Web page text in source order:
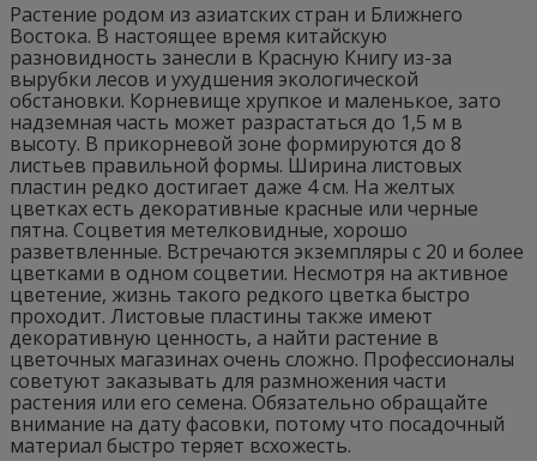
Растение родом из азиатских стран и Ближнего
Востока. В настоящее время китайскую
разновидность занесли в Красную Книгу из-за
вырубки лесов и ухудшения экологической
обстановки. Корневище хрупкое и маленькое, зато
надземная часть может разрастаться до 1,5 м в
высоту. В прикорневой зоне формируются до 8
листьев правильной формы. Ширина листовых
пластин редко достигает даже 4 см. На желтых
цветках есть декоративные красные или черные
пятна. Соцветия метелковидные, хорошо
разветвленные. Встречаются экземпляры с 20 и более
цветками в одном соцветии. Несмотря на активное
цветение, жизнь такого редкого цветка быстро
проходит. Листовые пластины также имеют
декоративную ценность, а найти растение в
цветочных магазинах очень сложно. Профессионалы
советуют заказывать для размножения части
растения или его семена. Обязательно обращайте
внимание на дату фасовки, потому что посадочный
материал быстро теряет всхожесть.